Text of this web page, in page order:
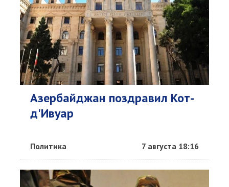
Азербайджан поздравил Кот-
д'Ивуар
Политика 7 августа 18:16